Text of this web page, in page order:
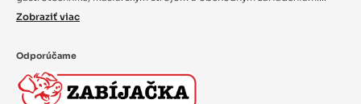
Zobraziť viac
Odporúčame